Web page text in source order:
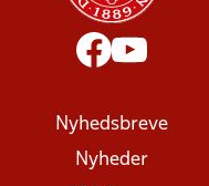
Nyhedsbreve
Nyheder